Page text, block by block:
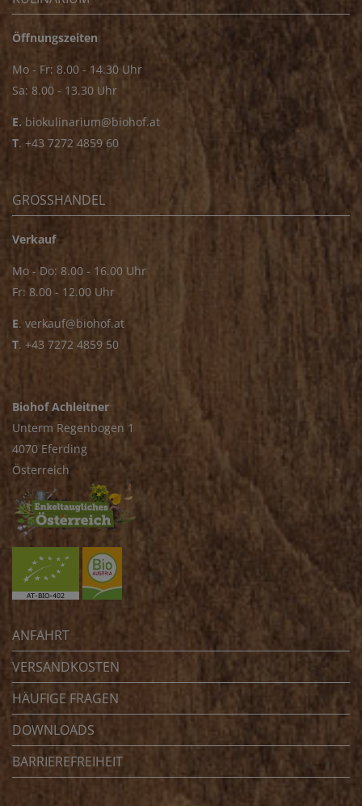
Öffnungszeiten
Mo - Fr: 8.00 - 14.30 Uhr
Sa: 8.00 - 13.30 Uhr
E. biokulinarium@biohof.at
T. +43 7272 4859 60
GROSSHANDEL
Verkauf
Mo - Do: 8.00 - 16.00 Uhr
Fr: 8.00 - 12.00 Uhr
E. verkauf@biohof.at
T. +43 7272 4859 50
Biohof Achleitner
Unterm Regenbogen 1
4070 Eferding
Österreich
ANFAHRT
VERSANDKOSTEN
HÄUFIGE FRAGEN
DOWNLOADS
BARRIEREFREIHEIT